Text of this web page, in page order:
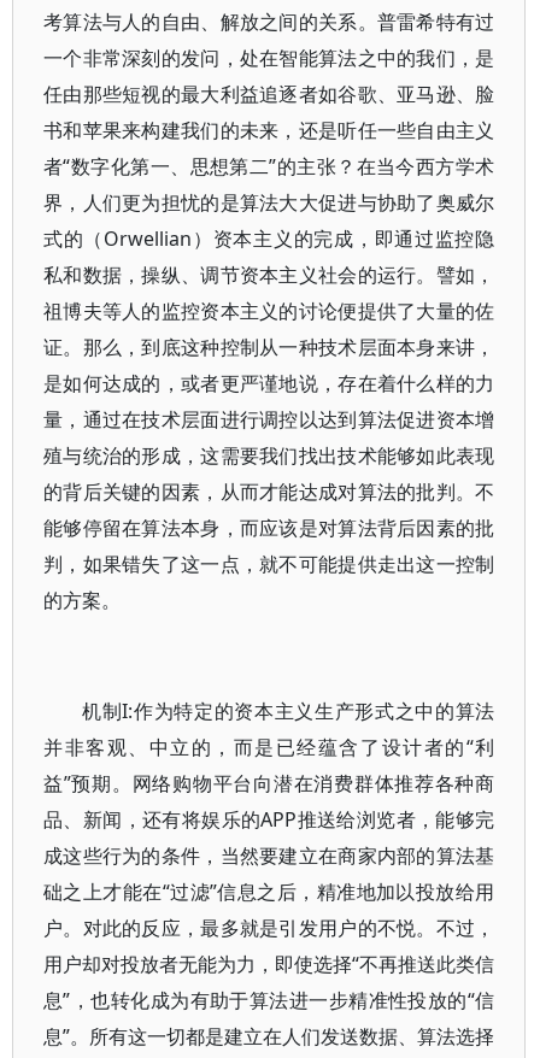
考算法与人的自由、解放之间的关系。普雷希特有过
一个非常深刻的发问，处在智能算法之中的我们，是
任由那些短视的最大利益追逐者如谷歌、亚马逊、脸
书和苹果来构建我们的未来，还是听任一些自由主义
者“数字化第一、思想第二”的主张？在当今西方学术
界，人们更为担忧的是算法大大促进与协助了奥威尔
式的（Orwellian）资本主义的完成，即通过监控隐
私和数据，操纵、调节资本主义社会的运行。譬如，
祖博夫等人的监控资本主义的讨论便提供了大量的佐
证。那么，到底这种控制从一种技术层面本身来讲，
是如何达成的，或者更严谨地说，存在着什么样的力
量，通过在技术层面进行调控以达到算法促进资本增
殖与统治的形成，这需要我们找出技术能够如此表现
的背后关键的因素，从而才能达成对算法的批判。不
能够停留在算法本身，而应该是对算法背后因素的批
判，如果错失了这一点，就不可能提供走出这一控制
的方案。
机制I:作为特定的资本主义生产形式之中的算法
并非客观、中立的，而是已经蕴含了设计者的“利
益”预期。网络购物平台向潜在消费群体推荐各种商
品、新闻，还有将娱乐的APP推送给浏览者，能够完
成这些行为的条件，当然要建立在商家内部的算法基
础之上才能在“过滤”信息之后，精准地加以投放给用
户。对此的反应，最多就是引发用户的不悦。不过，
用户却对投放者无能为力，即使选择“不再推送此类信
息”，也转化成为有助于算法进一步精准性投放的“信
息”。所有这一切都是建立在人们发送数据、算法选择